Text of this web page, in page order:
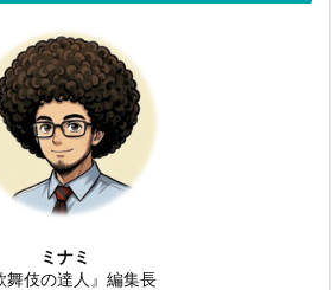
ミナミ
舞伎の達人』編集長